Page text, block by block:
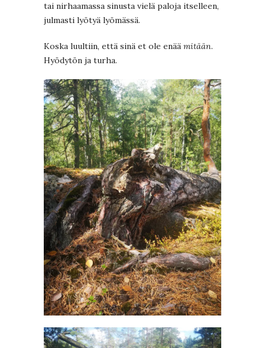
tai nirhaamassa sinusta vielä paloja itselleen,
julmasti lyötyä lyömässä.
Koska luultiin, että sinä et ole enää mitään.
Hyödytön ja turha.